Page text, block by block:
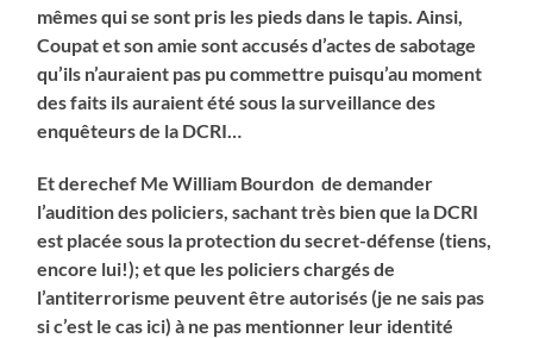
mêmes qui se sont pris les pieds dans le tapis. Ainsi,
Coupat et son amie sont accusés d’actes de sabotage
qu’ils n’auraient pas pu commettre puisqu’au moment
des faits ils auraient été sous la surveillance des
enquêteurs de la DCRI…
Et derechef Me William Bourdon de demander
l’audition des policiers, sachant très bien que la DCRI
est placée sous la protection du secret-défense (tiens,
encore lui!); et que les policiers chargés de
l’antiterrorisme peuvent être autorisés (je ne sais pas
si c’est le cas ici) à ne pas mentionner leur identité